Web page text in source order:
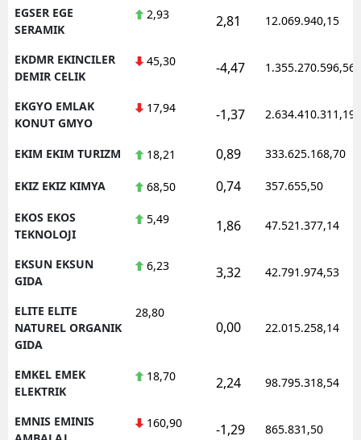
EGSER EGE
SERAMIK
2,93 2,81 12.069.940,15
EKDMR EKINCILER
DEMIR CELIK
45,30 -4,47 1.355.270.596,56
EKGYO EMLAK
KONUT GMYO
17,94 -1,37 2.634.410.311,19
EKIM EKIM TURIZM 18,21 0,89 333.625.168,70
EKIZ EKIZ KIMYA 68,50 0,74 357.655,50
EKOS EKOS
TEKNOLOJI
5,49 1,86 47.521.377,14
EKSUN EKSUN
GIDA
6,23 3,32 42.791.974,53
ELITE ELITE
NATUREL ORGANIK
GIDA
28,80
0,00 22.015.258,14
EMKEL EMEK
ELEKTRIK
18,70 2,24 98.795.318,54
EMNIS EMINIS
160,90 -1,29 865.831,50